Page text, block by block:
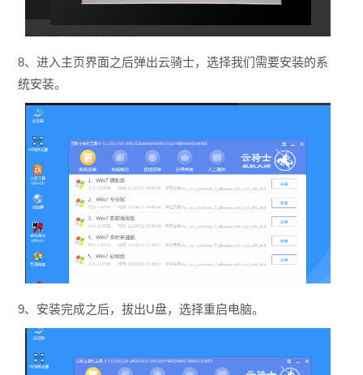
8、进入主页界面之后弹出云骑士，选择我们需要安装的系
统安装。
9、安装完成之后，拔出U盘，选择重启电脑。